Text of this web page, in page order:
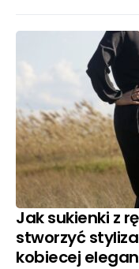
Jak sukienki z
stworzyć
kobiecej